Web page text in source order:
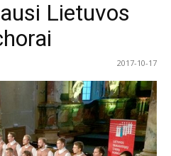
Lietuvos
2017-10-17